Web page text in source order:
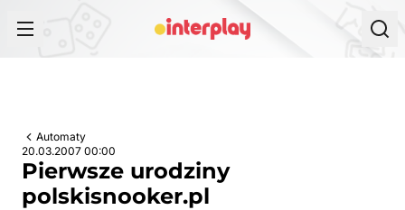
Automaty
20.03.2007 00:00
Pierwsze urodziny
polskisnooker.pl